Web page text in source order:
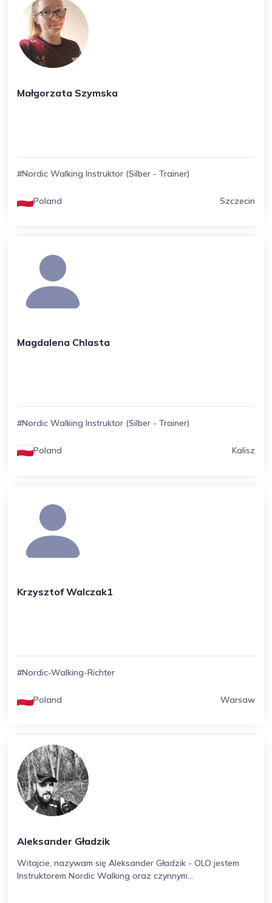
Małgorzata Szymska
#Nordic Walking Instruktor (Silber - Trainer)
Poland Szczecin
Magdalena Chlasta
#Nordic Walking Instruktor (Silber - Trainer)
Poland Kalisz
Krzysztof Walczak1
#Nordic-Walking-Richter
Poland Warsaw
Aleksander Gładzik
Witajcie, nazywam się Aleksander Gładzik - OLO jestem
Instruktorem Nordic Walking oraz czynnym...